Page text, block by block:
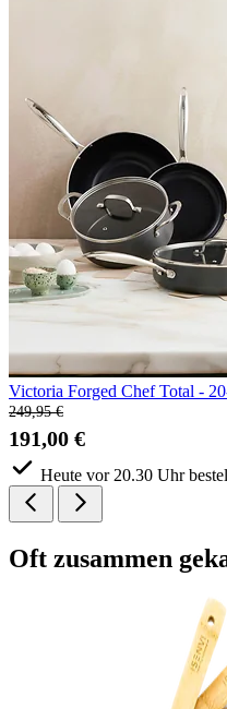
Victoria Forged Chef Total -
249,95 €
191,00 €
Heute vor 20.30 Uhr
Oft zusammen